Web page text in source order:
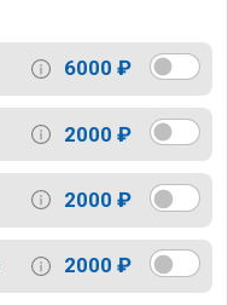
6000 ₽
2000 ₽
2000 ₽
2000 ₽